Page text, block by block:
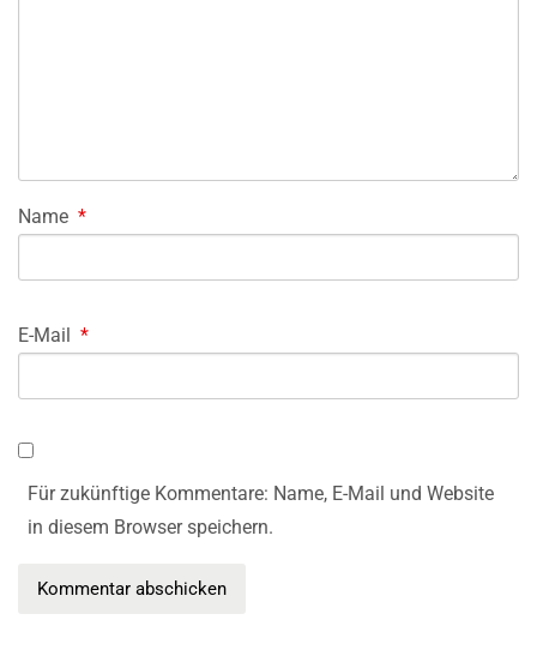
Name *
E-Mail *
Für zukünftige Kommentare: Name, E-Mail und Website
in diesem Browser speichern.